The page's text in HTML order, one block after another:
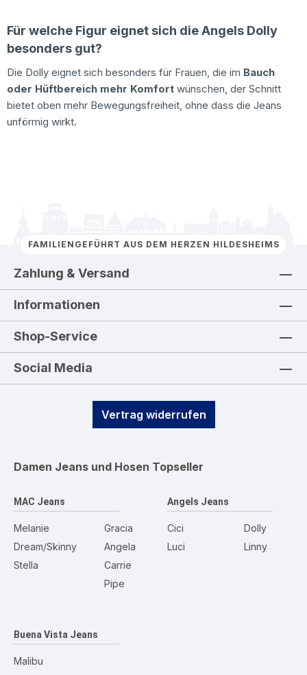
Für welche Figur eignet sich die Angels Dolly
besonders gut?
Die Dolly eignet sich besonders für Frauen, die im Bauch
oder Hüftbereich mehr Komfort wünschen, der Schnitt
bietet oben mehr Bewegungsfreiheit, ohne dass die Jeans
unförmig wirkt.
FAMILIENGEFÜHRT AUS DEM HERZEN HILDESHEIMS
Zahlung & Versand
Informationen
Shop-Service
Social Media
Vertrag widerrufen
Damen Jeans und Hosen Topseller
MAC Jeans
Melanie
Dream/Skinny
Stella
Gracia
Angela
Carrie
Pipe
Angels Jeans
Cici
Luci
Dolly
Linny
Buena Vista Jeans
Malibu